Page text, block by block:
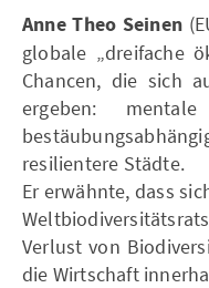
Anne Theo Seinen
globale „dreifache
Chancen, die sich
ergeben:
resilientere Städte.
Er erwähnte, dass
Verlust von
die Wirtschaft